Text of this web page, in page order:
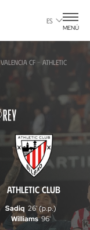
ES
MENÚ
VALENCIA CF - ATHLETIC
ATHLETIC CLUB
Sadiq 26' (p.p.)
Williams 96'